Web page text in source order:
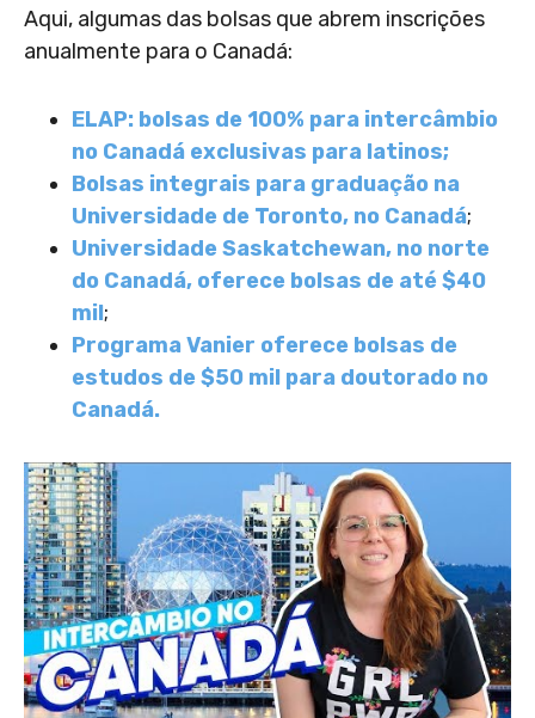
Aqui, algumas das bolsas que abrem inscrições
anualmente para o Canadá:
ELAP: bolsas de 100% para intercâmbio
no Canadá exclusivas para latinos;
Bolsas integrais para graduação na
Universidade de Toronto, no Canadá;
Universidade Saskatchewan, no norte
do Canadá, oferece bolsas de até $40
mil;
Programa Vanier oferece bolsas de
estudos de $50 mil para doutorado no
Canadá.